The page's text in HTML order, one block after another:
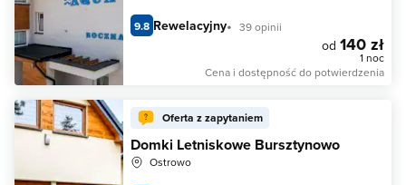
9.8 Rewelacyjny 39 opinii
od 140 zł
1 noc
Cena i dostępność do potwierdzenia
Oferta z zapytaniem
Domki Letniskowe Bursztynowo
Ostrowo